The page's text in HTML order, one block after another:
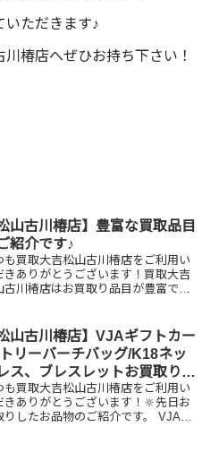
いただきます♪
椿店へぜひお持ち下さい！
松山古川椿店】豊富な買取品目
紹介です♪
も買取大吉松山古川椿店をご利用い
きありがとうございます！買取大吉
古川椿店はお買取り品目が豊富で
のや、片手でお持ちいただけるもの
お買取りできるお品が...
松山古川椿店】VJAギフトカー
トリーバーチバッグ/K18ネッ
ス、ブレスレットお買取りし
た
も買取大吉松山古川椿店をご利用い
きありがとうございます！🔆先日お
りしたお品物のご紹介です。 VJAギ